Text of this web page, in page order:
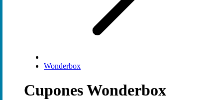
Wonderbox
Cupones Wonderbox